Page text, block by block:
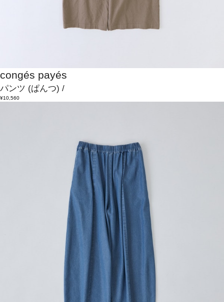
congés payés
パンツ (ぱんつ) /
¥10,560